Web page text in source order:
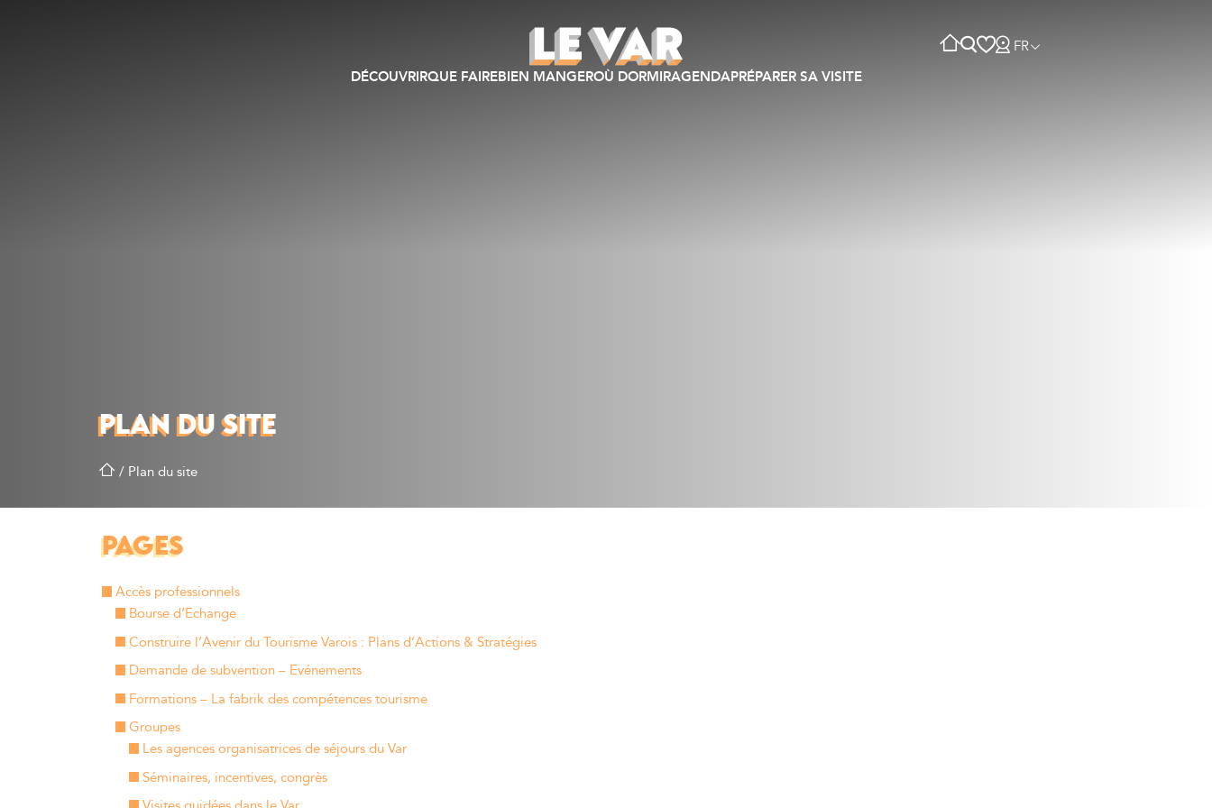
FR
DÉCOUVRIRQUE FAIREBIEN MANGEROÙ DORMIRAGENDAPRÉPARER SA VISITE
PLAN DU SITE
/ Plan du site
PAGES
Accès professionnels
Bourse d’Echange
Construire l’Avenir du Tourisme Varois : Plans d’Actions & Stratégies
Demande de subvention – Evénements
Formations – La fabrik des compétences tourisme
Groupes
Les agences organisatrices de séjours du Var
Séminaires, incentives, congrès